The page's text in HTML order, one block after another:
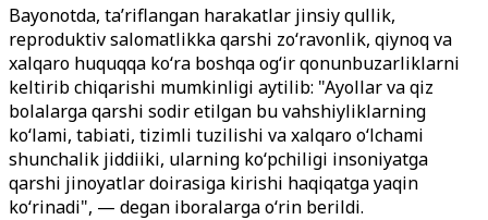
Bayonotda, ta’riflangan harakatlar jinsiy qullik,
reproduktiv salomatlikka qarshi zo‘ravonlik, qiynoq va
xalqaro huquqqa ko‘ra boshqa og‘ir qonunbuzarliklarni
keltirib chiqarishi mumkinligi aytilib: "Ayollar va qiz
bolalarga qarshi sodir etilgan bu vahshiyliklarning
ko‘lami, tabiati, tizimli tuzilishi va xalqaro o‘lchami
shunchalik jiddiiki, ularning ko‘pchiligi insoniyatga
qarshi jinoyatlar doirasiga kirishi haqiqatga yaqin
ko‘rinadi", — degan iboralarga o‘rin berildi.